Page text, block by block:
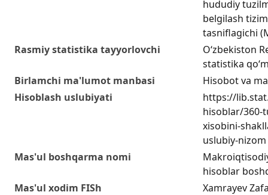
hududiy
belgilash
tasniflagichi
Rasmiy statistika tayyorlovchi
O‘zbekiston
statistika
Birlamchi ma'lumot manbasi
Hisobot va
Hisoblash uslubiyati
https://
hisoblar/360-
xisobini-
uslubiy-nizom
Mas'ul boshqarma nomi
hisoblar
Mas'ul xodim FISh
Xamrayev